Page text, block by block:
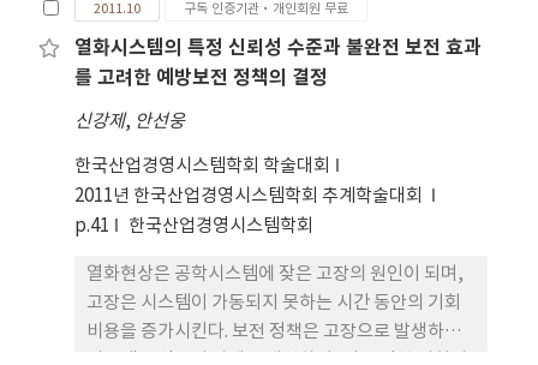
운전 수행, 각각에서 청각 자극 제시 전,후 비교는 모
두 유의차(p＜0.05)를 보이며 제시 후가 증가하였고,
각각의 청각 자극 후의 비교는 유의차를 보이지 않았
는 모두 유의차(p＜0.05)를 보이며 후가 증가하였고,
각각의 운전수행 후의 비교는 유의차를 보이지 않았
다. control과 후각자극의 비교는 유의차(p＜0.05)
를 보이며 후각 자극 시 증가하였다. 위와 같은 결과는
준에 영향을 주지 못함을 의미한다. 즉 후각 자극이 청
각자극에 대한 마스킹 효과가 일어나지 않음을 시사
한다.
2011.10 구독 인증기관·개인회원 무료
열화시스템의 특정 신뢰성 수준과 불완전 보전 효과
를 고려한 예방보전 정책의 결정
신강제, 안선웅
한국산업경영시스템학회 학술대회
2011년 한국산업경영시스템학회 추계학술대회
p.41
한국산업경영시스템학회
열화현상은 공학시스템에 잦은 고장의 원인이 되며,
고장은 시스템이 가동되지 못하는 시간 동안의 기회
비용을 증가시킨다. 보전 정책은 고장으로 발생하는